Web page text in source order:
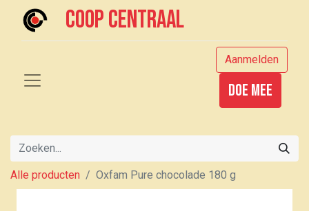
Coop centraal
Aanmelden
Doe mee
Alle producten Oxfam Pure chocolade 180 g